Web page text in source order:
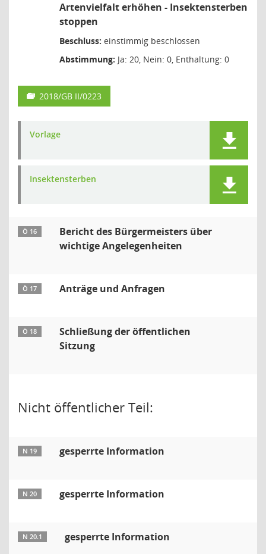
Artenvielfalt erhöhen - Insektensterben
stoppen
Beschluss: einstimmig beschlossen
Abstimmung: Ja: 20, Nein: 0, Enthaltung: 0
2018/GB II/0223
Vorlage
Insektensterben
Ö 16
Bericht des Bürgermeisters über
wichtige Angelegenheiten
Ö 17 Anträge und Anfragen
Ö 18
Schließung der öffentlichen
Sitzung
Nicht öffentlicher Teil:
N 19 gesperrte Information
N 20 gesperrte Information
N 20.1 gesperrte Information